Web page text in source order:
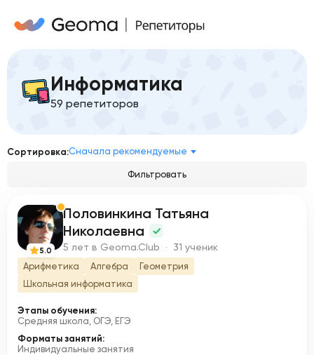
Информатика
59 репетиторов
Сортировка:Сначала рекомендуемые
Фильтровать
П
5.0
Половинкина Татьяна
Николаевна
5 лет в Geoma.Club · 31 ученик
Арифметика Алгебра
Геометрия
Школьная информатика
Этапы обучения:
Средняя школа, ОГЭ, ЕГЭ
Форматы занятий:
Индивидуальные занятия